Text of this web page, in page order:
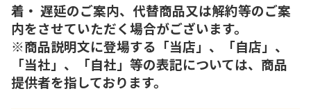
着・ 遅延のご案内、代替商品又は解約等のご案
内をさせていただく場合がございます。
※商品説明文に登場する「当店」、「自店」、
「当社」、「自社」等の表記については、商品
提供者を指しております。